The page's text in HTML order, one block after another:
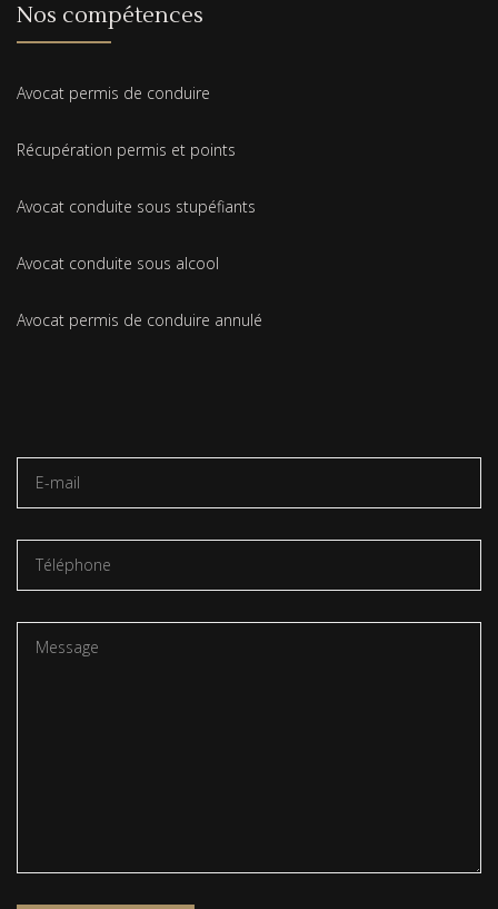
Nos compétences
Avocat permis de conduire
Récupération permis et points
Avocat conduite sous stupéfiants
Avocat conduite sous alcool
Avocat permis de conduire annulé